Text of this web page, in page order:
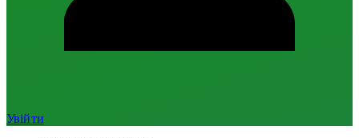
Увійти